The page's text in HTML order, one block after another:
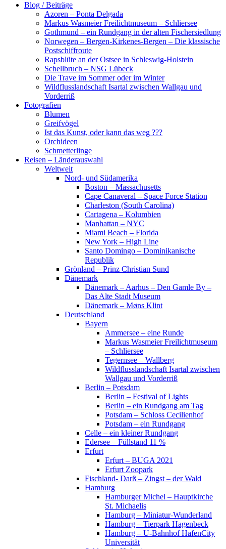
Blog / Beiträge
Azoren – Ponta Delgada
Markus Wasmeier Freilichtmuseum – Schliersee
Gothmund – ein Rundgang in der alten Fischersiedlung
Norwegen – Bergen-Kirkenes-Bergen – Die klassische
Postschiffroute
Rapsblüte an der Ostsee in Schleswig-Holstein
Schellbruch – NSG Lübeck
Die Trave im Sommer oder im Winter
Wildflusslandschaft Isartal zwischen Wallgau und
Vorderriß
Fotografien
Blumen
Greifvögel
Ist das Kunst, oder kann das weg ???
Orchideen
Schmetterlinge
Reisen – Länderauswahl
Weltweit
Nord- und Südamerika
Boston – Massachusetts
Cape Canaveral – Space Force Station
Charleston (South Carolina)
Cartagena – Kolumbien
Manhattan – NYC
Miami Beach – Florida
New York – High Line
Santo Domingo – Dominikanische
Republik
Grönland – Prinz Christian Sund
Dänemark
Dänemark – Aarhus – Den Gamle By –
Das Alte Stadt Museum
Dänemark – Møns Klint
Deutschland
Bayern
Ammersee – eine Runde
Markus Wasmeier Freilichtmuseum
– Schliersee
Tegernsee – Wallberg
Wildflusslandschaft Isartal zwischen
Wallgau und Vorderriß
Berlin – Potsdam
Berlin – Festival of Lights
Berlin – ein Rundgang am Tag
Potsdam – Schloss Cecilienhof
Potsdam – ein Rundgang
Celle – ein kleiner Rundgang
Edersee – Füllstand 11 %
Erfurt
Erfurt – BUGA 2021
Erfurt Zoopark
Fischland- Darß – Zingst – der Wald
Hamburg
Hamburger Michel – Hauptkirche
St. Michaelis
Hamburg – Miniatur-Wunderland
Hamburg – Tierpark Hagenbeck
Hamburg – U-Bahnhof HafenCity
Universität